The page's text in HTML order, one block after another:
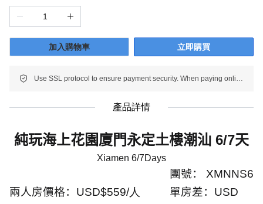
加入購物車 立即購買
Use SSL protocol to ensure payment security. When paying online, your payment information is protected.
產品詳情
純玩海上花園廈門永定土樓潮汕 6/7天
Xiamen 6/7Days
團號： XMNNS6
兩人房價格：USD$559/人 單房差： USD